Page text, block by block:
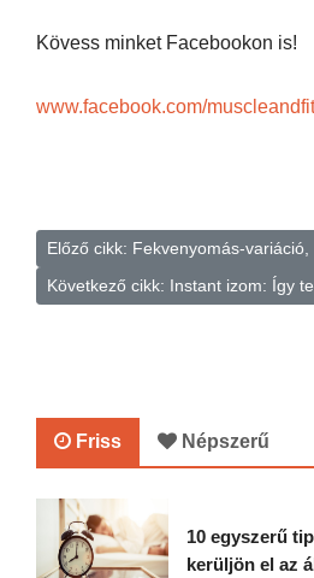
Kövess minket Facebookon is!
www.facebook.com/
Előző cikk: Fekvenyomás-
Következő cikk: Instant izom: Így
Friss Népszerű
10 egyszerű
kerüljön el az